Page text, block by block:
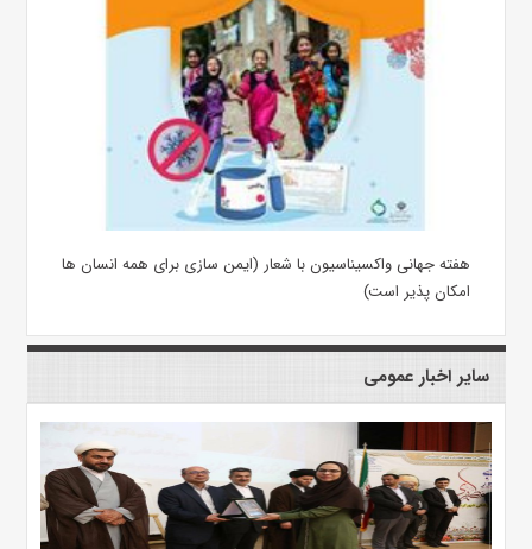
هفته جهانی واکسیناسیون با شعار (ایمن سازی برای همه انسان ها
امکان پذیر است)
سایر اخبار عمومی